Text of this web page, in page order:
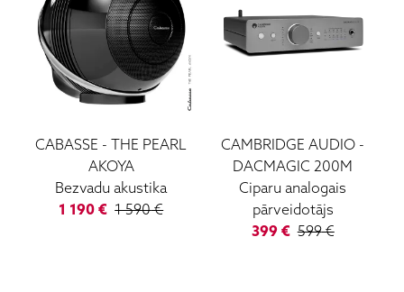
CABASSE -THE PEARL
AKOYA
Bezvadu akustika
1 190 € 1 590€
CAMBRIDGE AUDIO -
DACMAGIC 200M
Ciparu analogais
pārveidotājs
399€ 599€